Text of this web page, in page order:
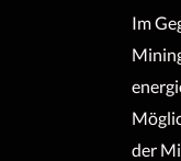
Im
der